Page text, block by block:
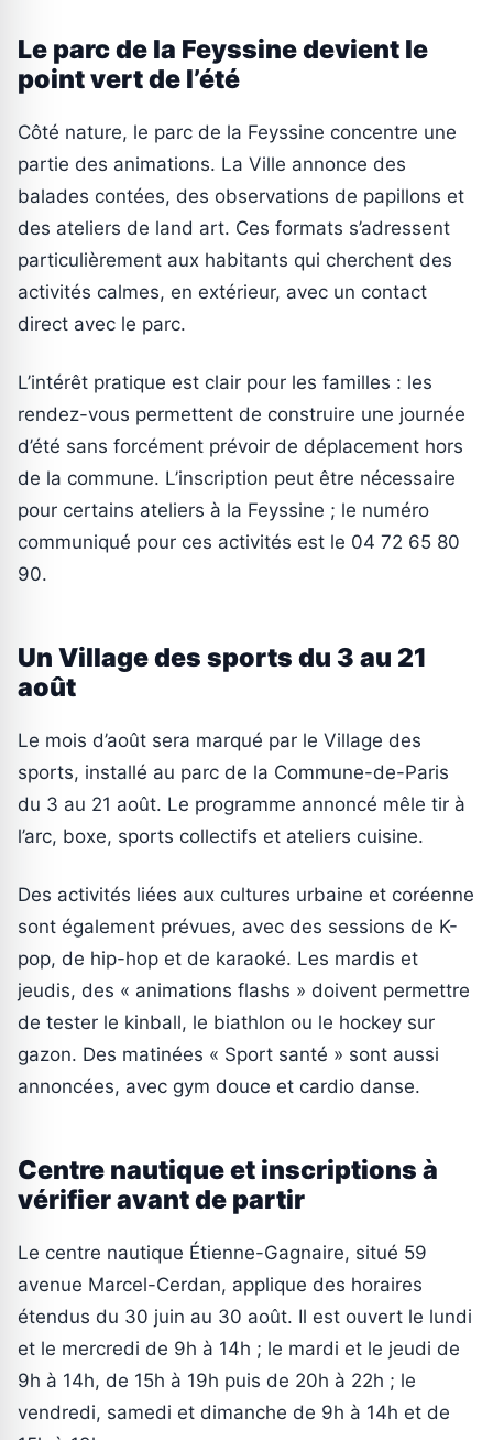
Le parc de la Feyssine devient le
point vert de l’été
Côté nature, le parc de la Feyssine concentre une
partie des animations. La Ville annonce des
balades contées, des observations de papillons et
des ateliers de land art. Ces formats s’adressent
particulièrement aux habitants qui cherchent des
activités calmes, en extérieur, avec un contact
direct avec le parc.
L’intérêt pratique est clair pour les familles : les
rendez-vous permettent de construire une journée
d’été sans forcément prévoir de déplacement hors
de la commune. L’inscription peut être nécessaire
pour certains ateliers à la Feyssine ; le numéro
communiqué pour ces activités est le 04 72 65 80
90.
Un Village des sports du 3 au 21
août
Le mois d’août sera marqué par le Village des
sports, installé au parc de la Commune-de-Paris
du 3 au 21 août. Le programme annoncé mêle tir à
l’arc, boxe, sports collectifs et ateliers cuisine.
Des activités liées aux cultures urbaine et coréenne
sont également prévues, avec des sessions de K-
pop, de hip-hop et de karaoké. Les mardis et
jeudis, des « animations flashs » doivent permettre
de tester le kinball, le biathlon ou le hockey sur
gazon. Des matinées « Sport santé » sont aussi
annoncées, avec gym douce et cardio danse.
Centre nautique et inscriptions à
vérifier avant de partir
Le centre nautique Étienne-Gagnaire, situé 59
avenue Marcel-Cerdan, applique des horaires
étendus du 30 juin au 30 août. Il est ouvert le lundi
et le mercredi de 9h à 14h ; le mardi et le jeudi de
9h à 14h, de 15h à 19h puis de 20h à 22h ; le
vendredi, samedi et dimanche de 9h à 14h et de